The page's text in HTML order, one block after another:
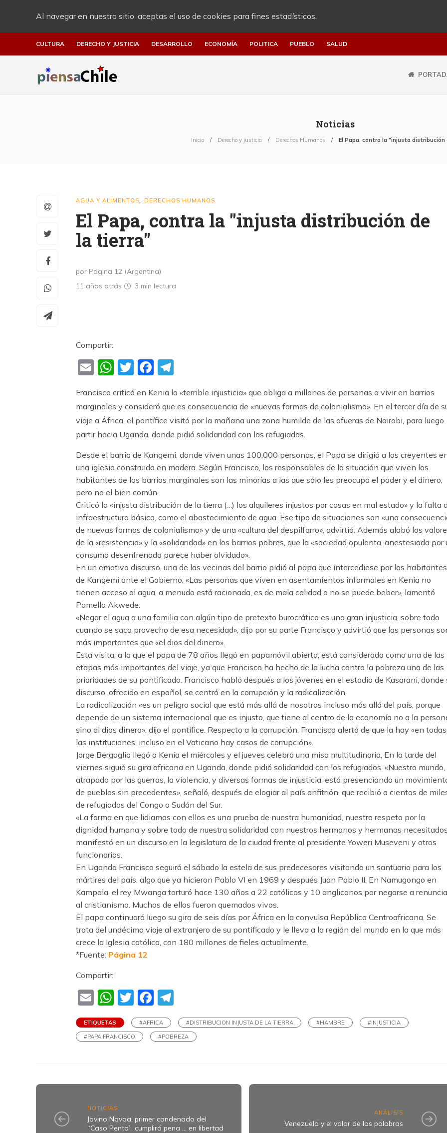
Al navegar en nuestro sitio, aceptas el uso de cookies para fines estadísticos.
CULTURA DERECHO Y JUSTICIA DESARROLLO ECONOMÍA POLITICA PUEBLO SALUD
Noticias
Inicio Derecho y justicia Derechos Humanos El Papa, contra la "injusta
AGUA Y ALIMENTOS DERECHOS HUMANOS
El Papa, contra la "injusta distribución de
la tierra"
por Página 12 (Argentina)
11 años atrás
3 min lectura
Compartir:
EmailWhatsApp
TwitterFacebook
Francisco criticó en Kenia la «terrible injusticia» que obliga a millones de personas a vivir en barrios
marginales y consideró que es consecuencia de «nuevas formas de colonialismo». En el tercer día de
viaje a África, el pontífice visitó por la mañana una zona humilde de las afueras de Nairobi, para luego
partir hacia Uganda, donde pidió solidaridad con los refugiados.
Desde el barrio de Kangemi, donde viven unas 100.000 personas, el Papa se dirigió a los creyentes
una iglesia construida en madera. Según Francisco, los responsables de la situación que viven los
habitantes de los barrios marginales son las minorías a las que sólo les preocupa el poder y el dinero,
pero no el bien común.
Criticó la «injusta distribución de la tierra (…) los alquileres injustos por casas en mal estado» y la falta
infraestructura básica, como el abastecimiento de agua. Ese tipo de situaciones son «una
de nuevas formas de colonialismo» y de una «cultura del despilfarro», advirtió. Además alabó los
de la «resistencia» y la «solidaridad» en los barrios pobres, que la «sociedad opulenta, anestesiada por
consumo desenfrenado parece haber olvidado».
En un emotivo discurso, una de las vecinas del barrio pidió al papa que intercediese por los habitantes
de Kangemi ante el Gobierno. «Las personas que viven en asentamientos informales en Kenia no
tienen acceso al agua, a menudo está racionada, es de mala calidad o no se puede beber», lamentó
Pamella Akwede.
«Negar el agua a una familia con algún tipo de pretexto burocrático es una gran injusticia, sobre todo
cuando se saca provecho de esa necesidad», dijo por su parte Francisco y advirtió que las personas
más importantes que «el dios del dinero».
Esta visita, a la que el papa de 78 años llegó en papamóvil abierto, está considerada como una de las
etapas más importantes del viaje, ya que Francisco ha hecho de la lucha contra la pobreza una de las
prioridades de su pontificado. Francisco habló después a los jóvenes en el estadio de Kasarani, donde
discurso, ofrecido en español, se centró en la corrupción y la radicalización.
La radicalización «es un peligro social que está más allá de nosotros incluso más allá del país, porque
depende de un sistema internacional que es injusto, que tiene al centro de la economía no a la
sino al dios dinero», dijo el pontífice. Respecto a la corrupción, Francisco alertó de que la hay «en todas
las instituciones, incluso en el Vaticano hay casos de corrupción».
Jorge Bergoglio llegó a Kenia el miércoles y el jueves celebró una misa multitudinaria. En la tarde del
viernes siguió su gira africana en Uganda, donde pidió solidaridad con los refugiados. «Nuestro mundo,
atrapado por las guerras, la violencia, y diversas formas de injusticia, está presenciando un
de pueblos sin precedentes», señaló, después de elogiar al país anfitrión, que recibió a cientos de
de refugiados del Congo o Sudán del Sur.
«La forma en que lidiamos con ellos es una prueba de nuestra humanidad, nuestro respeto por la
dignidad humana y sobre todo de nuestra solidaridad con nuestros hermanos y hermanas
manifestó en un discurso en la legislatura de la ciudad frente al presidente Yoweri Museveni y otros
funcionarios.
En Uganda Francisco seguirá el sábado la estela de sus predecesores visitando un santuario para los
mártires del país, algo que ya hicieron Pablo VI en 1969 y después Juan Pablo II. En Namugongo en
Kampala, el rey Mwanga torturó hace 130 años a 22 católicos y 10 anglicanos por negarse a
al cristianismo. Muchos de ellos fueron quemados vivos.
El papa continuará luego su gira de seis días por África en la convulsa República Centroafricana. Se
trata del undécimo viaje al extranjero de su pontificado y le lleva a la región del mundo en la que más
crece la Iglesia católica, con 180 millones de fieles actualmente.
*Fuente: Página 12
Compartir:
EmailWhatsApp
TwitterFacebook
ETIQUETAS #AFRICA #DISTRIBUCION INJUSTA DE LA TIERRA #HAMBRE
#INJUSTICIA
#PAPA FRANCISCO
#POBREZA
NOTICIAS
Jovino Novoa, primer condenado del
“Caso Penta”, cumplirá pena ... en libertad
ANÁLISIS
Venezuela y el valor de las palabras